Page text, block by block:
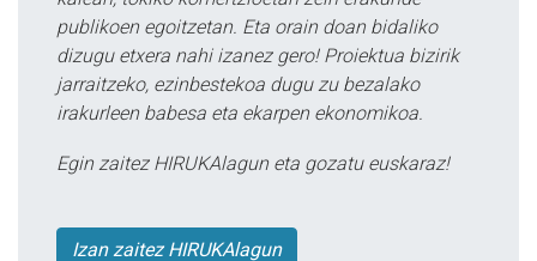
publikoen egoitzetan. Eta orain doan bidaliko
dizugu etxera nahi izanez gero! Proiektua bizirik
jarraitzeko, ezinbestekoa dugu zu bezalako
irakurleen babesa eta ekarpen ekonomikoa.
Egin zaitez HIRUKAlagun eta gozatu euskaraz!
Izan zaitez HIRUKAlagun